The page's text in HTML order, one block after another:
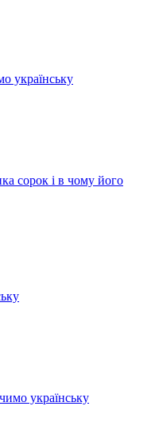
українську
сорок і в чому його
українську